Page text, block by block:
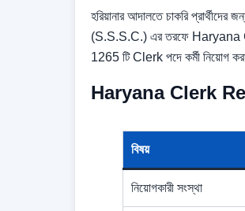
হরিয়ানার আদালতে চাকরি
(S.S.S.C.) এর তরফে Haryana
1265 টি Clerk পদে কর্মী নিয়োগ
Haryana Clerk
বিষয়
নিয়োগকারী সংস্থা